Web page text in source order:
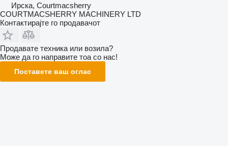
Ирска, Courtmacsherry
COURTMACSHERRY MACHINERY LTD
Контактирајте го продавачот
Продавате техника или возила?
Може да го направите тоа со нас!
Поставете ваш оглас